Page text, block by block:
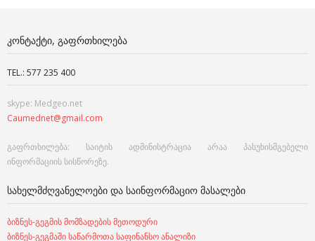
ᲙᲝᲜᲢᲐᲥᲢᲘ, ᲒᲐᲤᲠᲗᲮᲘᲚᲔᲑᲐ
TEL.: 577 235 400
skype: Medgeo.net
Caumednet@gmail.com
გაფრთხილება: საიტის ადმინისტრაცია არაა პასუხისმგებელი
ინფორმაციის სისწორეზე.
ᲡᲐᲮᲔᲚᲛᲫᲦᲕᲐᲜᲔᲚᲝᲔᲑᲘ ᲓᲐ ᲡᲐᲘᲜᲤᲝᲠᲛᲐᲪᲘᲝ ᲛᲐᲡᲐᲚᲔᲑᲘ
ბიზნეს-გეგმის მომზადების მეთოდური
ბიზნეს-გეგმაში საწარმოთა საფინანსო ანალიზი